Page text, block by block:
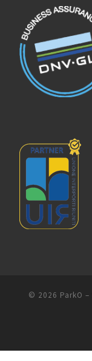
© 2026 ParkO –